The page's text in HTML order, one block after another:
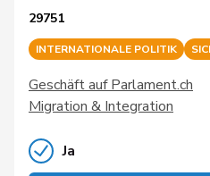
29751
INTERNATIONALE POLITIK
Geschäft auf Parlament.ch
Migration & Integration
Ja